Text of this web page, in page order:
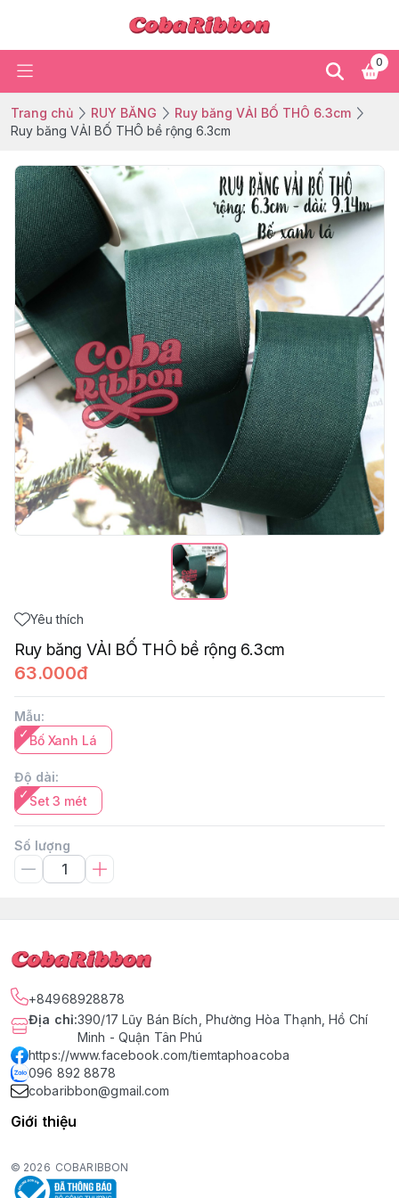
0
Trang chủ RUY BĂNG
Ruy băng VẢI BỐ THÔ 6.3cm
Ruy băng VẢI BỐ THÔ bề rộng 6.3cm
Yêu thích
Ruy băng VẢI BỐ THÔ bề rộng 6.3cm
63.000đ
Mẫu:
Bố Xanh Lá
Độ dài:
Set 3 mét
Số lượng
+84968928878
Địa chỉ:390/17 Lũy Bán Bích, Phường Hòa Thạnh, Hồ Chí
Minh - Quận Tân Phú
https://www.facebook.com/tiemtaphoacoba
096 892 8878
cobaribbon@gmail.com
Giới thiệu
© 2026 COBARIBBON